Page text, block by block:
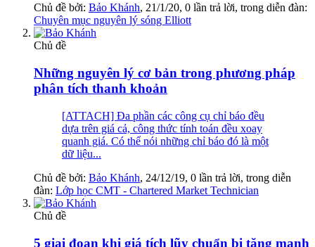
Chủ đề bởi: Bảo Khánh, 21/1/20, 0 lần trả lời, trong diễn đàn:
Chuyên mục nguyên lý sóng Elliott
Chủ đề
Những nguyên lý cơ bản trong phương pháp
phân tích thanh khoản
[ATTACH] Đa phần các công cụ chỉ báo đều
dựa trên giá cả, công thức tính toán đều xoay
quanh giá. Có thể nói những chỉ báo đó là một
dữ liệu...
Chủ đề bởi: Bảo Khánh, 24/12/19, 0 lần trả lời, trong diễn
đàn: Lớp học CMT - Chartered Market Technician
Chủ đề
5 giai đoạn khi giá tích lũy chuẩn bị tăng mạnh